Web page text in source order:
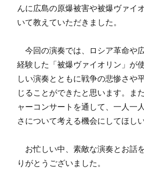
んに広島の原爆被害や被爆ヴァイ
いて教えていただきました。
今回の演奏では、ロシア革命や
経験した「被爆ヴァイオリン」が
しい演奏とともに戦争の悲惨さや
じることができたと思います。ま
ャーコンサートを通して、一人一
さについて考える機会にしてほしい
お忙しい中、素敵な演奏とお話
りがとうございました。